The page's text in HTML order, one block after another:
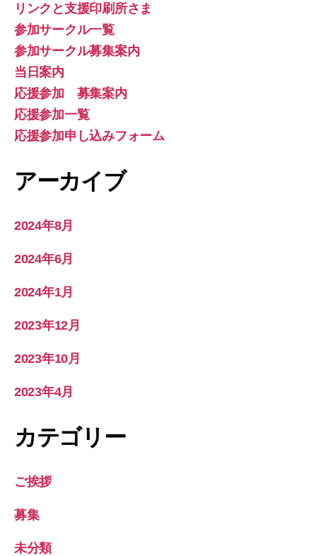
リンクと支援印刷所さま
参加サークル一覧
参加サークル募集案内
当日案内
応援参加 募集案内
応援参加一覧
応援参加申し込みフォーム
アーカイブ
2024年8月
2024年6月
2024年1月
2023年12月
2023年10月
2023年4月
カテゴリー
ご挨拶
募集
未分類